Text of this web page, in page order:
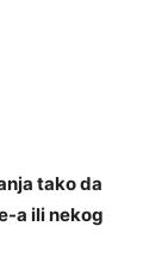
tako da
a ili nekog